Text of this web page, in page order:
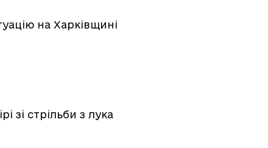
на Харківщині
зі стрільби з лука